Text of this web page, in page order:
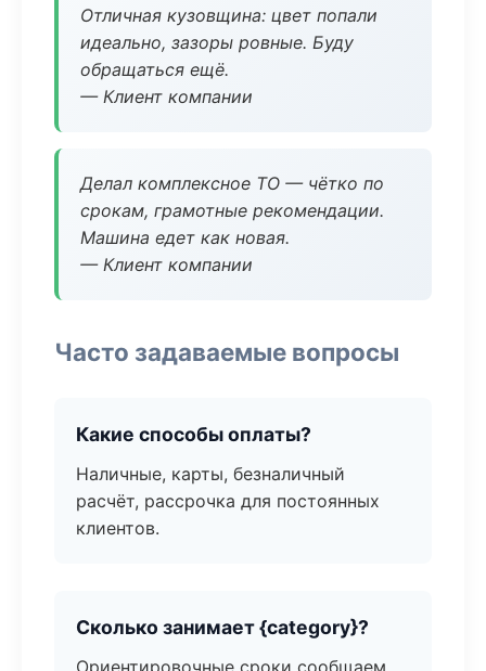
Отличная кузовщина: цвет попали
идеально, зазоры ровные. Буду
обращаться ещё.
— Клиент компании
Делал комплексное ТО — чётко по
срокам, грамотные рекомендации.
Машина едет как новая.
— Клиент компании
Часто задаваемые вопросы
Какие способы оплаты?
Наличные, карты, безналичный
расчёт, рассрочка для постоянных
клиентов.
Сколько занимает {category}?
Ориентировочные сроки сообщаем